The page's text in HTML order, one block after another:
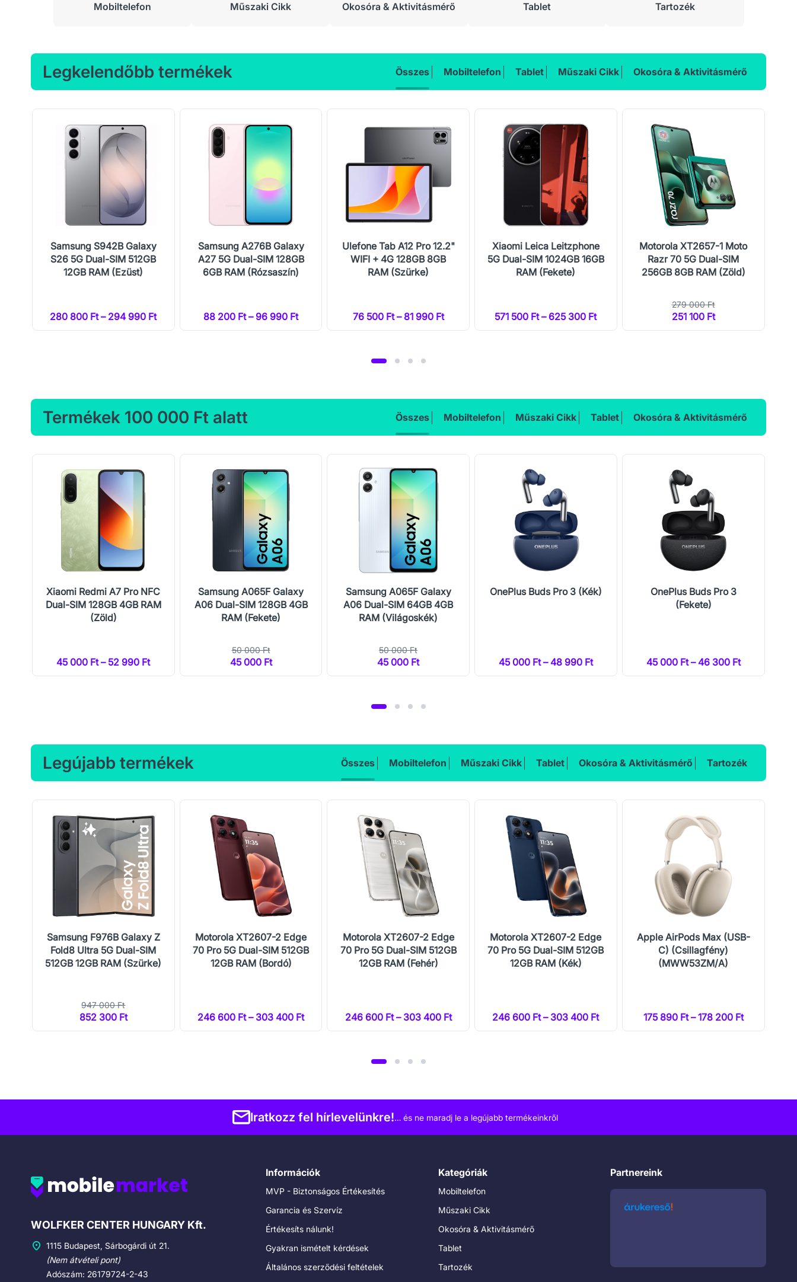
Mobiltelefon Műszaki Cikk Okosóra & Aktivitásmérő Tablet Tartozék
Legkelendőbb termékek Összes Mobiltelefon Tablet Műszaki Cikk Okosóra & Aktivitásmérő
Samsung S942B Galaxy
S26 5G Dual-SIM 512GB
12GB RAM (Ezüst)
280 800 Ft – 294 990 Ft
Samsung A276B Galaxy
A27 5G Dual-SIM 128GB
6GB RAM (Rózsaszín)
88 200 Ft – 96 990 Ft
Ulefone Tab A12 Pro 12.2"
WIFI + 4G 128GB 8GB
RAM (Szürke)
76 500 Ft – 81 990 Ft
Xiaomi Leica Leitzphone
5G Dual-SIM 1024GB 16GB
RAM (Fekete)
571 500 Ft – 625 300 Ft
Motorola XT2657-1 Moto
Razr 70 5G Dual-SIM
256GB 8GB RAM (Zöld)
279 000 Ft
251 100 Ft
Termékek 100 000 Ft alatt Összes Mobiltelefon Műszaki Cikk Tablet Okosóra & Aktivitásmérő
Xiaomi Redmi A7 Pro NFC
Dual-SIM 128GB 4GB RAM
(Zöld)
45 000 Ft – 52 990 Ft
Samsung A065F Galaxy
A06 Dual-SIM 128GB 4GB
RAM (Fekete)
50 000 Ft
45 000 Ft
Samsung A065F Galaxy
A06 Dual-SIM 64GB 4GB
RAM (Világoskék)
50 000 Ft
45 000 Ft
OnePlus Buds Pro 3 (Kék)
45 000 Ft – 48 990 Ft
OnePlus Buds Pro 3
(Fekete)
45 000 Ft – 46 300 Ft
Legújabb termékek Összes Mobiltelefon Műszaki Cikk Tablet Okosóra & Aktivitásmérő Tartozék
Samsung F976B Galaxy Z
Fold8 Ultra 5G Dual-SIM
512GB 12GB RAM (Szürke)
947 000 Ft
852 300 Ft
Motorola XT2607-2 Edge
70 Pro 5G Dual-SIM 512GB
12GB RAM (Bordó)
246 600 Ft – 303 400 Ft
Motorola XT2607-2 Edge
70 Pro 5G Dual-SIM 512GB
12GB RAM (Fehér)
246 600 Ft – 303 400 Ft
Motorola XT2607-2 Edge
70 Pro 5G Dual-SIM 512GB
12GB RAM (Kék)
246 600 Ft – 303 400 Ft
Apple AirPods Max (USB-
C) (Csillagfény)
(MWW53ZM/A)
175 890 Ft – 178 200 Ft
Iratkozz fel hírlevelünkre!… és ne maradj le a legújabb termékeinkről
Cégadatok
WOLFKER CENTER HUNGARY Kft.
1115 Budapest, Sárbogárdi út 21.
(Nem átvételi pont)
Adószám: 26179724-2-43
Információk
MVP - Biztonságos Értékesítés
Garancia és Szervíz
Értékesíts nálunk!
Gyakran ismételt kérdések
Általános szerződési feltételek
Kategóriák
Mobiltelefon
Műszaki Cikk
Okosóra & Aktivitásmérő
Tablet
Tartozék
Partnereink